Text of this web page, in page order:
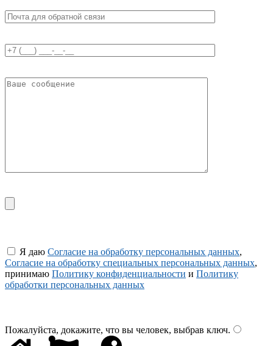
Я даю Согласие на обработку персональных данных,
Согласие на обработку специальных персональных данных,
принимаю Политику конфиденциальности и Политику
обработки персональных данных
Пожалуйста, докажите, что вы человек, выбрав ключ.